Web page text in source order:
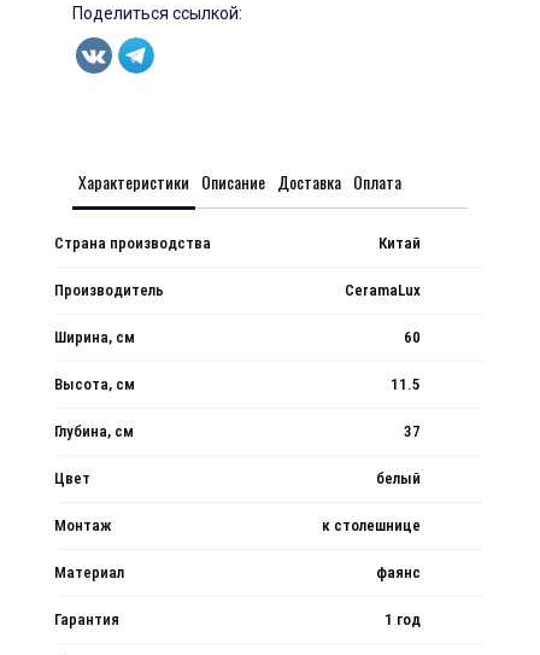
Поделиться ссылкой:
Характеристики Описание Доставка Оплата
Страна производства Китай
Производитель CeramaLux
Ширина, см 60
Высота, см 11.5
Глубина, см 37
Цвет белый
Монтаж к столешнице
Материал фаянс
Гарантия 1 год